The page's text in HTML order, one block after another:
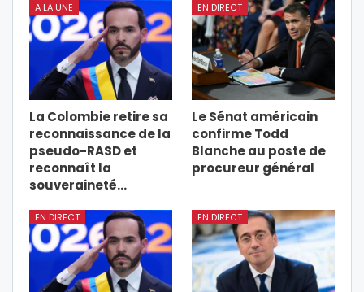
A LA UNE
La Colombie retire sa
reconnaissance de la
pseudo-RASD et
reconnaît la
souveraineté…
EN DIRECT
Le Sénat américain
confirme Todd
Blanche au poste de
procureur général
EN DIRECT EN DIRECT